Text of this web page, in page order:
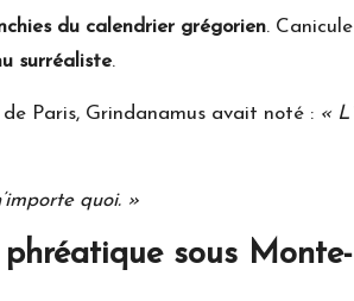
du calendrier grégorien.
surréaliste.
Paris, Grindanamus avait noté : «
quoi. »
sous